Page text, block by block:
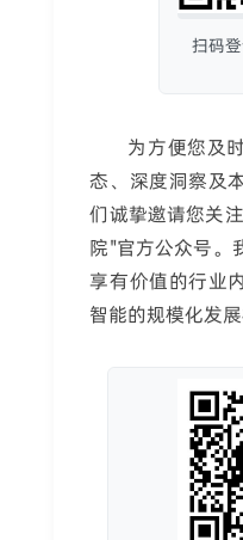
扫码
为方便您及
态、深度洞察及
们诚挚邀请您关
院"官方公众号。
享有价值的行业
智能的规模化发展